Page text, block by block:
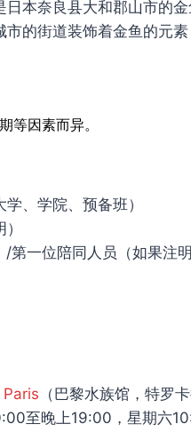
本奈良县大和郡山市的
的街道装饰着金鱼的元
等因素而异。
、学院、预备班）
一位陪同人员（如果注
（巴黎水族馆，特罗
至晚上19:00，星期六